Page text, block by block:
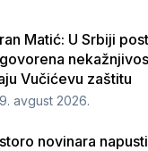
Matić: U Srbiji
Vučićevu zaštitu
9. avgust 2026.
novinara